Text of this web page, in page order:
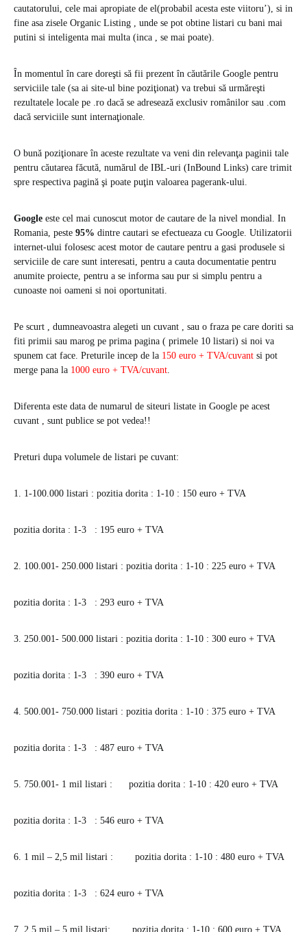
cautatorului, cele mai apropiate de el(probabil acesta este viitoru’), si in
fine asa zisele Organic Listing , unde se pot obtine listari cu bani mai
putini si inteligenta mai multa (inca , se mai poate).
În momentul în care doreşti să fii prezent în căutările Google pentru
serviciile tale (sa ai site-ul bine poziţionat) va trebui să urmăreşti
rezultatele locale pe .ro dacă se adresează exclusiv românilor sau .com
dacă serviciile sunt internaţionale.
O bună poziţionare în aceste rezultate va veni din relevanţa paginii tale
pentru căutarea făcută, numărul de IBL-uri (InBound Links) care trimit
spre respectiva pagină şi poate puţin valoarea pagerank-ului.
Google este cel mai cunoscut motor de cautare de la nivel mondial. In
Romania, peste 95% dintre cautari se efectueaza cu Google. Utilizatorii
internet-ului folosesc acest motor de cautare pentru a gasi produsele si
serviciile de care sunt interesati, pentru a cauta documentatie pentru
anumite proiecte, pentru a se informa sau pur si simplu pentru a
cunoaste noi oameni si noi oportunitati.
Pe scurt , dumneavoastra alegeti un cuvant , sau o fraza pe care doriti sa
fiti primii sau marog pe prima pagina ( primele 10 listari) si noi va
spunem cat face. Preturile incep de la 150 euro + TVA/cuvant si pot
merge pana la 1000 euro + TVA/cuvant
Diferenta este data de numarul de siteuri listate in Google pe acest
cuvant , sunt publice se pot vedea!!
Preturi dupa volumele de listari pe cuvant:
1. 1-100.000 listari : pozitia dorita : 1-10 : 150 euro + TVA
pozitia dorita : 1-3 : 195 euro + TVA
2. 100.001- 250.000 listari : pozitia dorita : 1-10 : 225 euro + TVA
pozitia dorita : 1-3 : 293 euro + TVA
3. 250.001- 500.000 listari : pozitia dorita : 1-10 : 300 euro + TVA
pozitia dorita : 1-3 : 390 euro + TVA
4. 500.001- 750.000 listari : pozitia dorita : 1-10 : 375 euro + TVA
pozitia dorita : 1-3 : 487 euro + TVA
5. 750.001- 1 mil listari : pozitia dorita : 1-10 : 420 euro + TVA
pozitia dorita : 1-3 : 546 euro + TVA
6. 1 mil – 2,5 mil listari : pozitia dorita : 1-10 : 480 euro + TVA
pozitia dorita : 1-3 : 624 euro + TVA
7. 2,5 mil – 5 mil listari: pozitia dorita : 1-10 : 600 euro + TVA